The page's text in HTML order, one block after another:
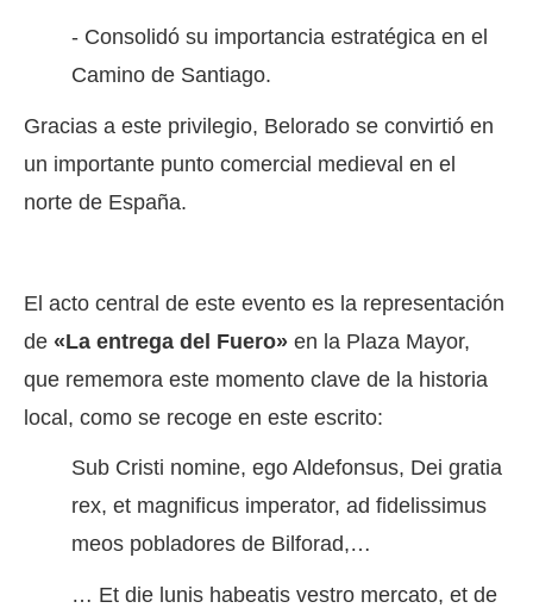
- Consolidó su importancia estratégica en el
Camino de Santiago.
Gracias a este privilegio, Belorado se convirtió en
un importante punto comercial medieval en el
norte de España.
El acto central de este evento es la representación
de «La entrega del Fuero» en la Plaza Mayor,
que rememora este momento clave de la historia
local, como se recoge en este escrito:
Sub Cristi nomine, ego Aldefonsus, Dei gratia
rex, et magnificus imperator, ad fidelissimus
meos pobladores de Bilforad,…
… Et die lunis habeatis vestro mercato, et de